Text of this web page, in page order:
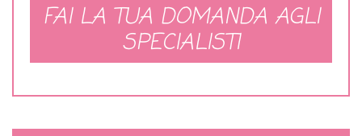
FAI LA TUA DOMANDA AGLI
SPECIALISTI